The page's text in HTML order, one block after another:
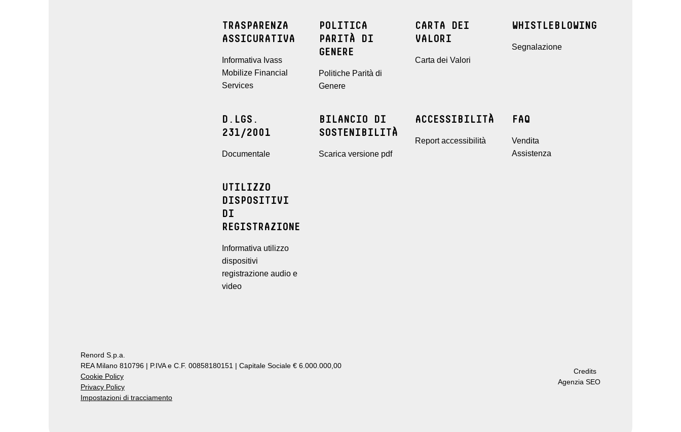
TRASPARENZA
ASSICURATIVA
Informativa Ivass
Mobilize Financial
Services
POLITICA
PARITÀ DI
GENERE
Politiche Parità di
Genere
CARTA DEI
VALORI
Carta dei Valori
WHISTLEBLOWING
Segnalazione
D.LGS.
231/2001
Documentale
BILANCIO DI
SOSTENIBILITÀ
Scarica versione pdf
ACCESSIBILITÀ
Report accessibilità
FAQ
Vendita
Assistenza
UTILIZZO
DISPOSITIVI
DI
REGISTRAZIONE
Informativa utilizzo
dispositivi
registrazione audio e
video
Renord S.p.a.
REA Milano 810796 | P.IVA e C.F. 00858180151 | Capitale Sociale € 6.000.000,00
Cookie Policy
Privacy Policy
Impostazioni di tracciamento
Credits
Agenzia SEO